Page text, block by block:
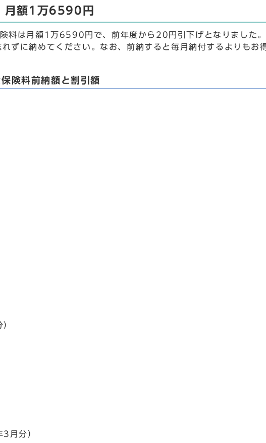
月額1万6590円
料は月額1万6590円で、前年度から20円引下げとなりました
ずに納めてください。なお、前納すると毎月納付するよりもお
険料前納額と割引額
月分）